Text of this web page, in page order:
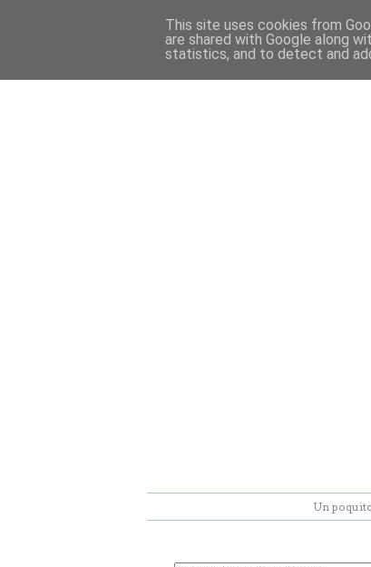
Un
This site uses cookies from
are shared with Google along
statistics, and to detect and